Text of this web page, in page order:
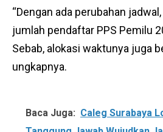
“Dengan ada perubahan
jumlah pendaftar PPS Pemilu
Sebab, alokasi waktunya juga
ungkapnya.
Baca Juga: Caleg Surabaya